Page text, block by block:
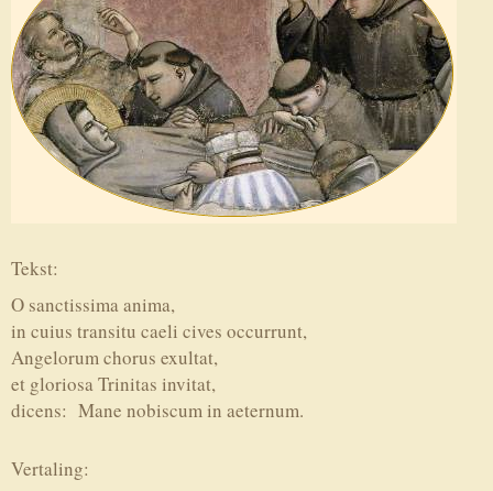
Tekst:
O sanctissima anima,
in cuius transitu caeli cives occurrunt,
Angelorum chorus exultat,
et gloriosa Trinitas invitat,
dicens: Mane nobiscum in aeternum.
Vertaling: